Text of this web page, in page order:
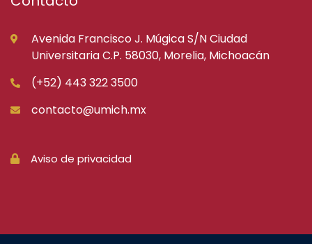
Avenida Francisco J. Múgica S/N Ciudad
Universitaria C.P. 58030, Morelia, Michoacán
(+52) 443 322 3500
contacto@umich.mx
Aviso de privacidad